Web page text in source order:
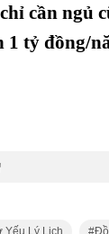
cần ngủ
1 tỷ đồng/
Yếu Lý Lịch